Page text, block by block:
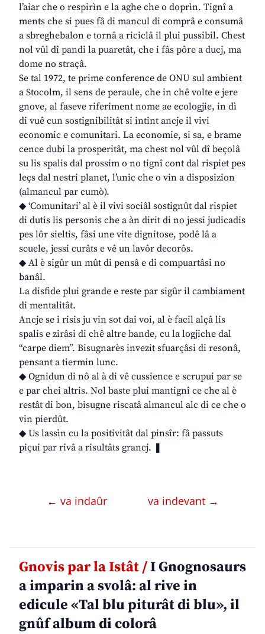
l’aiar che o respirìn e la aghe che o doprìn. Tignî a
ments che si pues fâ di mancul di comprâ e consumâ
a sbreghebalon e tornâ a riciclâ il plui pussibil. Chest
nol vûl dî pandi la puaretât, che i fâs pôre a ducj, ma
dome no straçâ.
Se tal 1972, te prime conference de ONU sul ambient
a Stocolm, il sens de peraule, che in chê volte e jere
gnove, al faseve riferiment nome ae ecologjie, in dì
di vuê cun sostignibilitât si intint ancje il vivi
economic e comunitari. La economie, si sa, e brame
cence dubi la prosperitât, ma chest nol vûl dî beçolâ
su lis spalis dal prossim o no tignî cont dal rispiet pes
leçs dal nestri planet, l’unic che o vin a disposizion
(almancul par cumò).
◆ ‘Comunitari’ al è il vivi sociâl sostignût dal rispiet
di dutis lis personis che a àn dirit di no jessi judicadis
pes lôr sieltis, fâsi une vite dignitose, podê lâ a
scuele, jessi curâts e vê un lavôr decorôs.
◆ Al è sigûr un mût di pensâ e di compuartâsi no
banâl.
La disfide plui grande e reste par sigûr il cambiament
di mentalitât.
Ancje se i risis ju vin sot dai voi, al è facil alçâ lis
spalis e zirâsi di chê altre bande, cu la logjiche dal
“carpe diem”. Bisugnarès invezit sfuarçâsi di resonâ,
pensant a tiermin lunc.
◆ Ognidun di nô al à di vê cussience e scrupui par se
e par chei altris. Nol baste plui mantignî ce che al è
restât di bon, bisugne riscatâ almancul alc di ce che o
vin pierdût.
◆ Us lassìn cu la positivitât dal pinsîr: fâ passuts
piçui par rivâ a risultâts grancj. ❚
← va indaûr va indevant →
Gnovis par la Istât /I Gnognosaurs
a imparin a svolâ: al rive in
edicule «Tal blu piturât di blu», il
gnûf album di colorâ